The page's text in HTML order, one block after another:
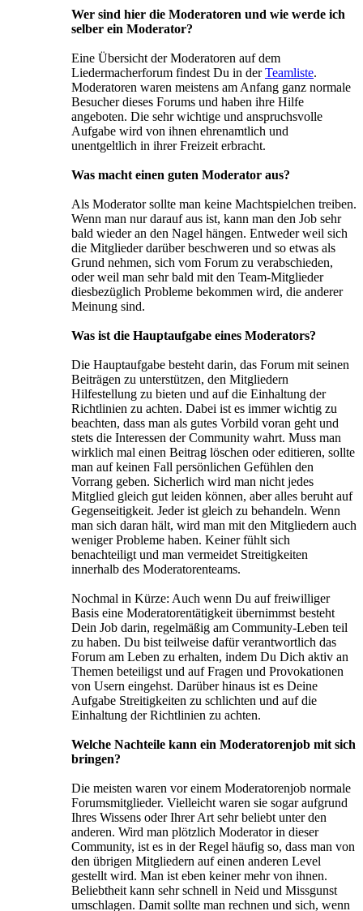
Wer sind hier die Moderatoren und wie werde ich
selber ein Moderator?
Eine Übersicht der Moderatoren auf dem
Liedermacherforum findest Du in derTeamliste.
Moderatoren waren meistens am Anfang ganz normale
Besucher dieses Forums und haben ihre Hilfe
angeboten. Die sehr wichtige und anspruchsvolle
Aufgabe wird von ihnen ehrenamtlich und
unentgeltlich in ihrer Freizeit erbracht.
Was macht einen guten Moderator aus?
Als Moderator sollte man keine Machtspielchen treiben.
Wenn man nur darauf aus ist, kann man den Job sehr
bald wieder an den Nagel hängen. Entweder weil sich
die Mitglieder darüber beschweren und so etwas als
Grund nehmen, sich vom Forum zu verabschieden,
oder weil man sehr bald mit den Team-Mitglieder
diesbezüglich Probleme bekommen wird, die anderer
Meinung sind.
Was ist die Hauptaufgabe eines Moderators?
Die Hauptaufgabe besteht darin, das Forum mit seinen
Beiträgen zu unterstützen, den Mitgliedern
Hilfestellung zu bieten und auf die Einhaltung der
Richtlinien zu achten. Dabei ist es immer wichtig zu
beachten, dass man als gutes Vorbild voran geht und
stets die Interessen der Community wahrt. Muss man
wirklich mal einen Beitrag löschen oder editieren, sollte
man auf keinen Fall persönlichen Gefühlen den
Vorrang geben. Sicherlich wird man nicht jedes
Mitglied gleich gut leiden können, aber alles beruht auf
Gegenseitigkeit. Jeder ist gleich zu behandeln. Wenn
man sich daran hält, wird man mit den Mitgliedern auch
weniger Probleme haben. Keiner fühlt sich
benachteiligt und man vermeidet Streitigkeiten
innerhalb des Moderatorenteams.
Nochmal in Kürze: Auch wenn Du auf freiwilliger
Basis eine Moderatorentätigkeit übernimmst besteht
Dein Job darin, regelmäßig am Community-Leben teil
zu haben. Du bist teilweise dafür verantwortlich das
Forum am Leben zu erhalten, indem Du Dich aktiv an
Themen beteiligst und auf Fragen und Provokationen
von Usern eingehst. Darüber hinaus ist es Deine
Aufgabe Streitigkeiten zu schlichten und auf die
Einhaltung der Richtlinien zu achten.
Welche Nachteile kann ein Moderatorenjob mit sich
bringen?
Die meisten waren vor einem Moderatorenjob normale
Forumsmitglieder. Vielleicht waren sie sogar aufgrund
Ihres Wissens oder Ihrer Art sehr beliebt unter den
anderen. Wird man plötzlich Moderator in dieser
Community, ist es in der Regel häufig so, dass man von
den übrigen Mitgliedern auf einen anderen Level
gestellt wird. Man ist eben keiner mehr von ihnen.
Beliebtheit kann sehr schnell in Neid und Missgunst
umschlagen. Damit sollte man rechnen und sich, wenn